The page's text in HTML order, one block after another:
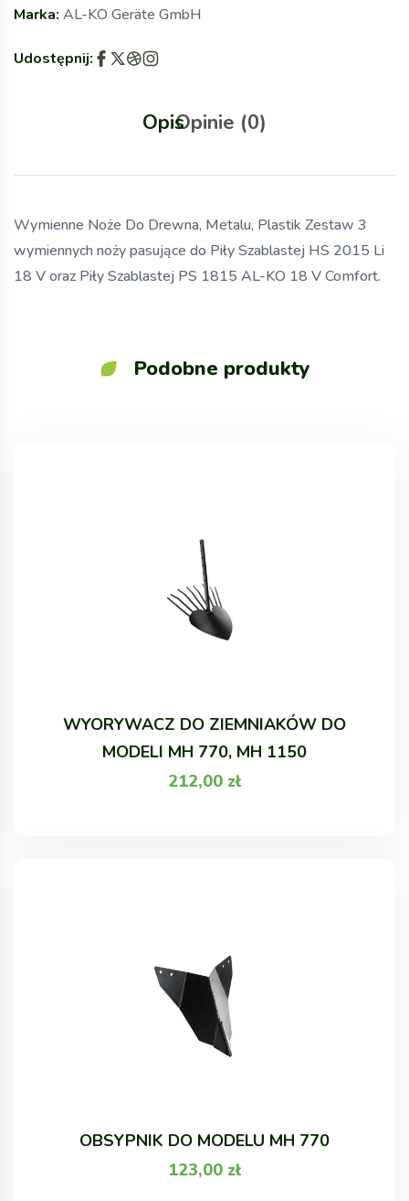
Marka: AL-KO Geräte GmbH
Udostępnij:
OpisOpinie (0)
Wymienne Noże Do Drewna, Metalu, Plastik Zestaw 3
wymiennych noży pasujące do Piły Szablastej HS 2015 Li
18 V oraz Piły Szablastej PS 1815 AL-KO 18 V Comfort.
Podobne produkty
WYORYWACZ DO ZIEMNIAKÓW DO
MODELI MH 770, MH 1150
212,00 zł
OBSYPNIK DO MODELU MH 770
123,00 zł